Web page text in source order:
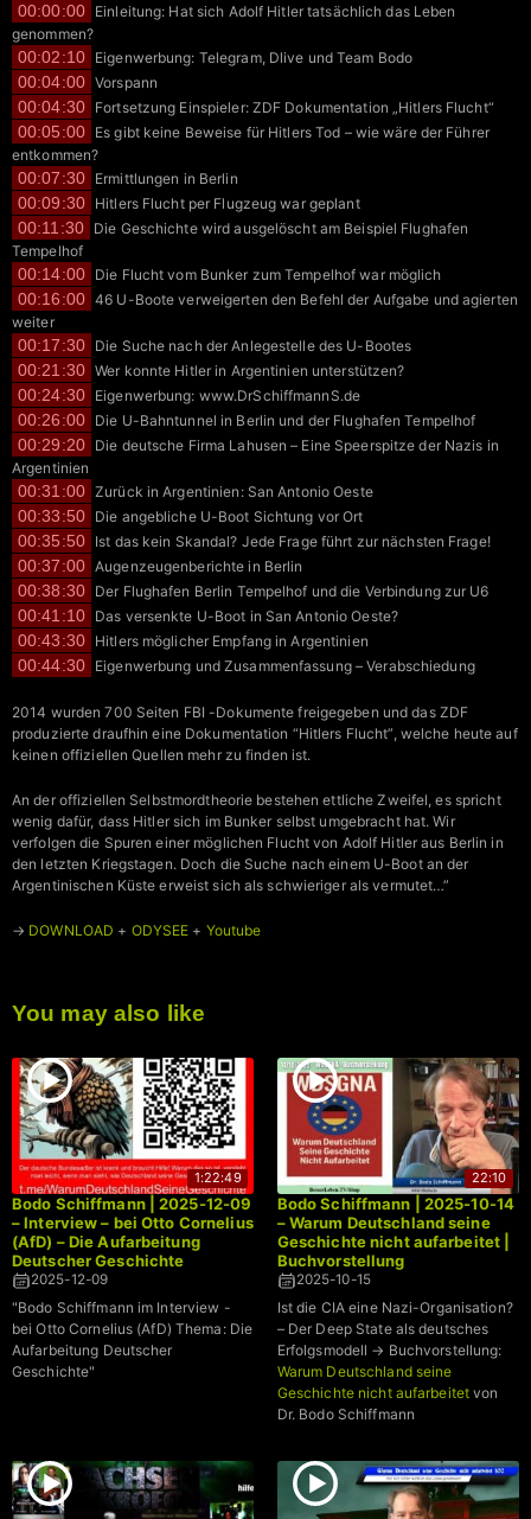
00:00:00
Einleitung: Hat sich Adolf Hitler tatsächlich das Leben
genommen?
00:02:10 Eigenwerbung: Telegram, Dlive und Team Bodo
00:04:00 Vorspann
00:04:30 Fortsetzung Einspieler: ZDF Dokumentation „Hitlers Flucht“
00:05:00
Es gibt keine Beweise für Hitlers Tod – wie wäre der Führer
entkommen?
00:07:30 Ermittlungen in Berlin
00:09:30 Hitlers Flucht per Flugzeug war geplant
00:11:30
Die Geschichte wird ausgelöscht am Beispiel Flughafen
Tempelhof
00:14:00 Die Flucht vom Bunker zum Tempelhof war möglich
00:16:00 46 U-Boote verweigerten den Befehl der Aufgabe und agierten
weiter
00:17:30 Die Suche nach der Anlegestelle des U-Bootes
00:21:30 Wer konnte Hitler in Argentinien unterstützen?
00:24:30 Eigenwerbung: www.DrSchiffmannS.de
00:26:00 Die U-Bahntunnel in Berlin und der Flughafen Tempelhof
00:29:20
Die deutsche Firma Lahusen – Eine Speerspitze der Nazis in
Argentinien
00:31:00 Zurück in Argentinien: San Antonio Oeste
00:33:50 Die angebliche U-Boot Sichtung vor Ort
00:35:50 Ist das kein Skandal? Jede Frage führt zur nächsten Frage!
00:37:00 Augenzeugenberichte in Berlin
00:38:30 Der Flughafen Berlin Tempelhof und die Verbindung zur U6
00:41:10 Das versenkte U-Boot in San Antonio Oeste?
00:43:30 Hitlers möglicher Empfang in Argentinien
00:44:30 Eigenwerbung und Zusammenfassung – Verabschiedung
2014 wurden 700 Seiten FBI -Dokumente freigegeben und das ZDF
produzierte draufhin eine Dokumentation “Hitlers Flucht”, welche heute auf
keinen offiziellen Quellen mehr zu finden ist.
An der offiziellen Selbstmordtheorie bestehen ettliche Zweifel, es spricht
wenig dafür, dass Hitler sich im Bunker selbst umgebracht hat. Wir
verfolgen die Spuren einer möglichen Flucht von Adolf Hitler aus Berlin in
den letzten Kriegstagen. Doch die Suche nach einem U-Boot an der
Argentinischen Küste erweist sich als schwieriger als vermutet…”
→ DOWNLOAD + ODYSEE + Youtube
You may also like
1:22:49
Bodo Schiffmann | 2025-12-09
– Interview – bei Otto Cornelius
(AfD) – Die Aufarbeitung
Deutscher Geschichte
2025-12-09
"Bodo Schiffmann im Interview -
bei Otto Cornelius (AfD) Thema: Die
Aufarbeitung Deutscher
Geschichte"
22:10
Bodo Schiffmann | 2025-10-14
– Warum Deutschland seine
Geschichte nicht aufarbeitet |
Buchvorstellung
2025-10-15
Ist die CIA eine Nazi-Organisation?
– Der Deep State als deutsches
Erfolgsmodell → Buchvorstellung:
Warum Deutschland seine
Geschichte nicht aufarbeitet von
Dr. Bodo Schiffmann